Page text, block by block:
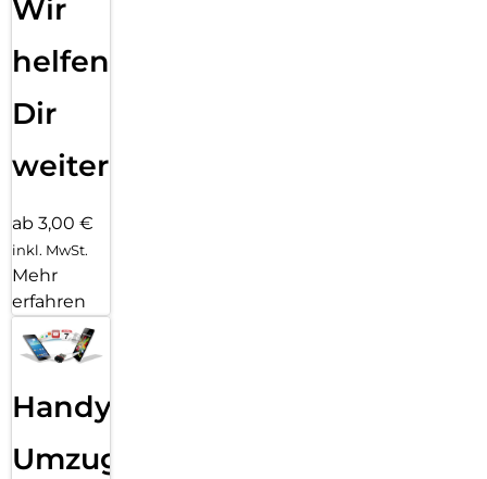
Wir
helfen
Dir
weiter
ab 3,00 €
inkl. MwSt.
Mehr
erfahren
Handy
Umzug